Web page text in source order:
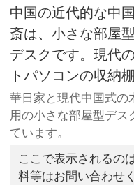
中国の近代的な中
斎は、小さな部屋
デスクです。現代
トパソコンの収納棚
華日家と現代中国式の
用の小さな部屋型デス
ています。
ここで表示されるの
料等はお問い合わせ